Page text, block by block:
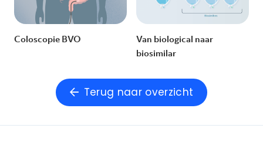
Coloscopie BVO
Van biological naar
biosimilar
Terug naar overzicht